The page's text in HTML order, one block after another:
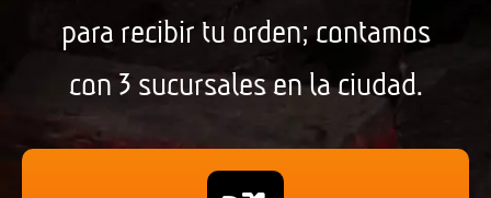
para recibir tu orden; contamos
con 3 sucursales en la ciudad.